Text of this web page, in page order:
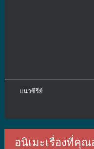
แนวซีรีย์
อนิเมะเรื่องที่คุณ